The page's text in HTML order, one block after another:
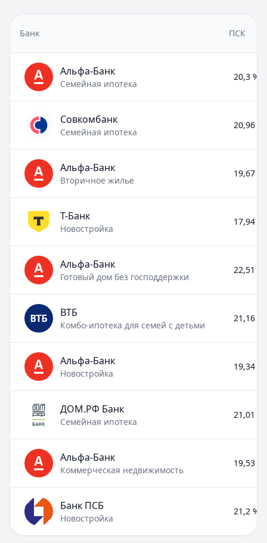
Банк ПСК
Альфа-Банк
Семейная ипотека
20,3 %
Совкомбанк
Семейная ипотека
20,96 %
Альфа-Банк
Вторичное жилье
19,67
Т-Банк
Новостройка
17,94
Альфа-Банк
Готовый дом без господдержки
22,51 %
ВТБ
Комбо-ипотека для семей с детьми
21,16 %
Альфа-Банк
Новостройка
19,34
ДОМ.РФ Банк
Семейная ипотека
21,01 %
Альфа-Банк
Коммерческая недвижимость
19,53
Банк ПСБ
Новостройка
21,2 %